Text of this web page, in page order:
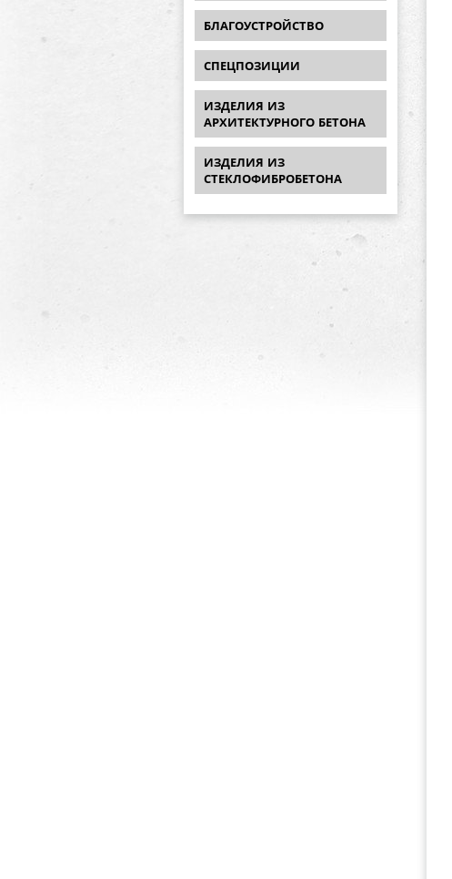
БЛАГОУСТРОЙСТВО
СПЕЦПОЗИЦИИ
ИЗДЕЛИЯ ИЗ
АРХИТЕКТУРНОГО БЕТОНА
ИЗДЕЛИЯ ИЗ
СТЕКЛОФИБРОБЕТОНА